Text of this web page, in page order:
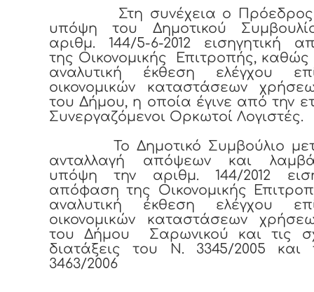
Στη συνέχεια ο Πρόεδρος
υπόψη του Δημοτικού
αριθμ. 144/5-6-2012 εισηγητική
της Οικονομικής Επιτροπής, καθώς
αναλυτική έκθεση ελέγχου
οικονομικών καταστάσεων
του Δήμου, η οποία έγινε από την
Συνεργαζόμενοι Ορκωτοί Λογιστές.
Το Δημοτικό Συμβούλιο
ανταλλαγή απόψεων και
υπόψη την αριθμ. 144/2012
απόφαση της Οικονομικής
αναλυτική έκθεση ελέγχου
οικονομικών καταστάσεων
του Δήμου Σαρωνικού και τις
διατάξεις του Ν. 3345/2005
3463/2006